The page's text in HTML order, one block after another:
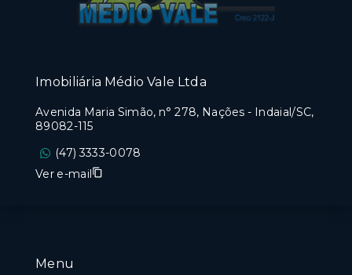
Menu
Imobiliária Médio Vale Ltda
Avenida Maria Simão, n° 278, Nações - Indaial/SC,
89082-115
(47) 3333-0078
Ver e-mail